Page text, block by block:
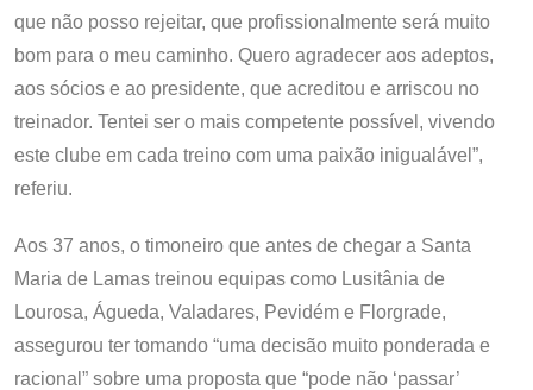
que não posso rejeitar, que profissionalmente será muito
bom para o meu caminho. Quero agradecer aos adeptos,
aos sócios e ao presidente, que acreditou e arriscou no
treinador. Tentei ser o mais competente possível, vivendo
este clube em cada treino com uma paixão inigualável”,
referiu.
Aos 37 anos, o timoneiro que antes de chegar a Santa
Maria de Lamas treinou equipas como Lusitânia de
Lourosa, Águeda, Valadares, Pevidém e Florgrade,
assegurou ter tomando “uma decisão muito ponderada e
racional” sobre uma proposta que “pode não ‘passar’